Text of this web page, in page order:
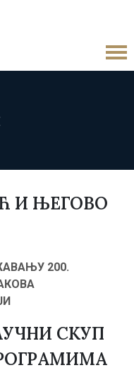
И ЊЕГОВО
200.
СКУП